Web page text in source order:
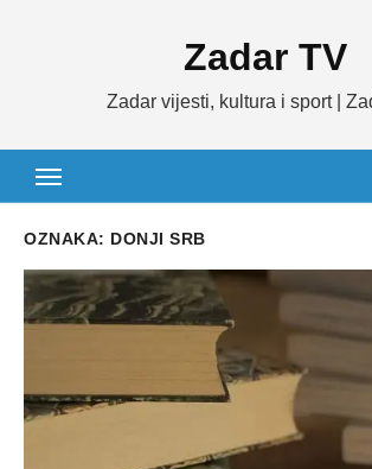
Zadar TV
Zadar vijesti, kultura i sport |
OZNAKA: DONJI SRB